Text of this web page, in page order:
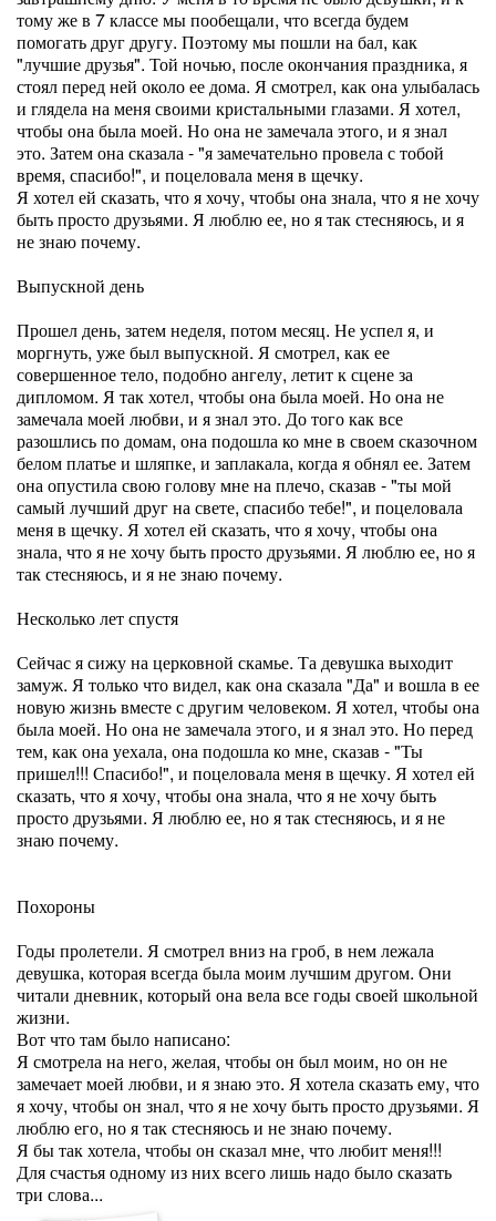
тому же в 7 классе мы пообещали, что всегда будем
помогать друг другу. Поэтому мы пошли на бал, как
"лучшие друзья". Той ночью, после окончания праздника, я
стоял перед ней около ее дома. Я смотрел, как она улыбалась
и глядела на меня своими кристальными глазами. Я хотел,
чтобы она была моей. Но она не замечала этого, и я знал
это. Затем она сказала - "я замечательно провела с тобой
время, спасибо!", и поцеловала меня в щечку.
Я хотел ей сказать, что я хочу, чтобы она знала, что я не хочу
быть просто друзьями. Я люблю ее, но я так стесняюсь, и я
не знаю почему.
Выпускной день
Прошел день, затем неделя, потом месяц. Не успел я, и
моргнуть, уже был выпускной. Я смотрел, как ее
совершенное тело, подобно ангелу, летит к сцене за
дипломом. Я так хотел, чтобы она была моей. Но она не
замечала моей любви, и я знал это. До того как все
разошлись по домам, она подошла ко мне в своем сказочном
белом платье и шляпке, и заплакала, когда я обнял ее. Затем
она опустила свою голову мне на плечо, сказав - "ты мой
самый лучший друг на свете, спасибо тебе!", и поцеловала
меня в щечку. Я хотел ей сказать, что я хочу, чтобы она
знала, что я не хочу быть просто друзьями. Я люблю ее, но я
так стесняюсь, и я не знаю почему.
Несколько лет спустя
Сейчас я сижу на церковной скамье. Та девушка выходит
замуж. Я только что видел, как она сказала "Да" и вошла в ее
новую жизнь вместе с другим человеком. Я хотел, чтобы она
была моей. Но она не замечала этого, и я знал это. Но перед
тем, как она уехала, она подошла ко мне, сказав - "Ты
пришел!!! Спасибо!", и поцеловала меня в щечку. Я хотел ей
сказать, что я хочу, чтобы она знала, что я не хочу быть
просто друзьями. Я люблю ее, но я так стесняюсь, и я не
знаю почему.
Похороны
Годы пролетели. Я смотрел вниз на гроб, в нем лежала
девушка, которая всегда была моим лучшим другом. Они
читали дневник, который она вела все годы своей школьной
жизни.
Вот что там было написано:
Я смотрела на него, желая, чтобы он был моим, но он не
замечает моей любви, и я знаю это. Я хотела сказать ему, что
я хочу, чтобы он знал, что я не хочу быть просто друзьями. Я
люблю его, но я так стесняюсь и не знаю почему.
Я бы так хотела, чтобы он сказал мне, что любит меня!!!
Для счастья одному из них всего лишь надо было сказать
три слова...